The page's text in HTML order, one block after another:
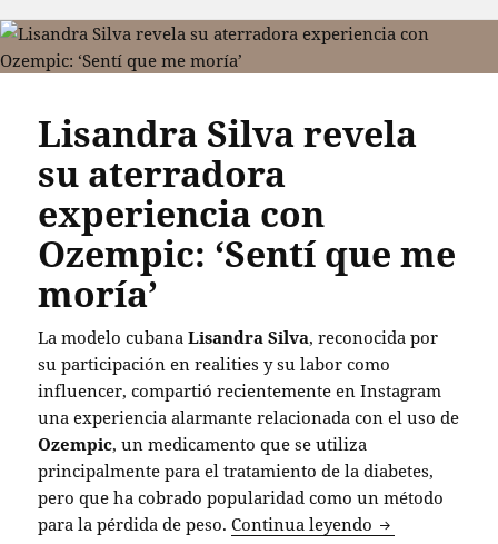
Lisandra Silva revela
su aterradora
experiencia con
Ozempic: ‘Sentí que me
moría’
La modelo cubanaLisandra Silva, reconocida por
su participación en realities y su labor como
influencer, compartió recientemente en Instagram
una experiencia alarmante relacionada con el uso de
Ozempic, un medicamento que se utiliza
principalmente para el tratamiento de la diabetes,
pero que ha cobrado popularidad como un método
para la pérdida de peso.Continua leyendo Lisandra Silva